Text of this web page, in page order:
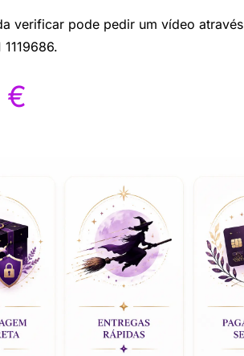
verificar pode pedir um vídeo
€